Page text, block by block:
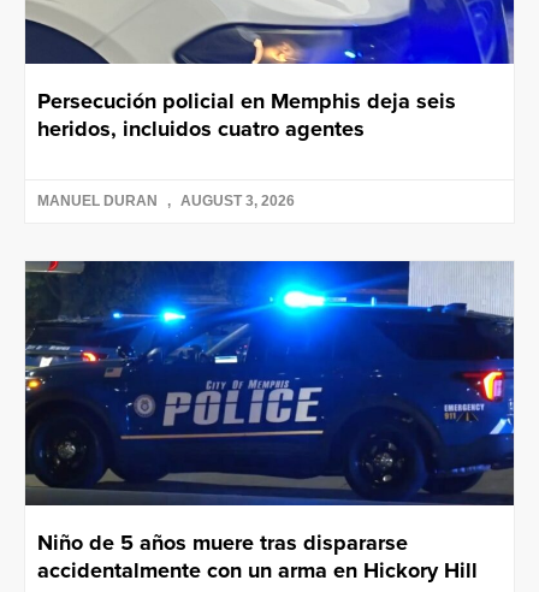
Persecución policial en Memphis deja seis
heridos, incluidos cuatro agentes
MANUEL DURAN AUGUST 3, 2026
Niño de 5 años muere tras dispararse
accidentalmente con un arma en Hickory Hill